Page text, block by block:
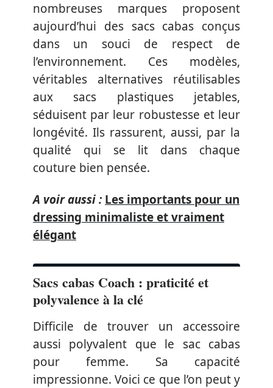
nombreuses marques proposent
aujourd’hui des sacs cabas conçus
dans un souci de respect de
l’environnement. Ces modèles,
véritables alternatives réutilisables
aux sacs plastiques jetables,
séduisent par leur robustesse et leur
longévité. Ils rassurent, aussi, par la
qualité qui se lit dans chaque
couture bien pensée.
A voir aussi : Les importants pour un
dressing minimaliste et vraiment
élégant
Sacs cabas Coach : praticité et
polyvalence à la clé
Difficile de trouver un accessoire
aussi polyvalent que le sac cabas
pour femme. Sa capacité
impressionne. Voici ce que l’on peut y